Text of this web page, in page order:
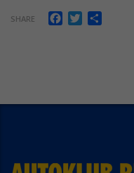
SHARE Facebook
Twitter